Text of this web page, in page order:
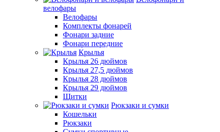
велофары
Велофары
Комплекты фонарей
Фонари задние
Фонари передние
Крылья
Крылья 26 дюймов
Крылья 27,5 дюймов
Крылья 28 дюймов
Крылья 29 дюймов
Щитки
Рюкзаки и сумки
Кошельки
Рюкзаки